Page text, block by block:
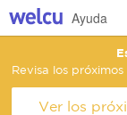
Ayuda
Revisa los
Ver los